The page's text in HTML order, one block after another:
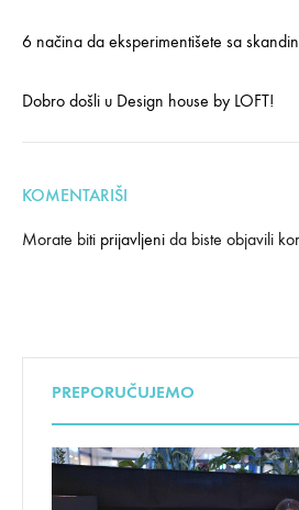
6 načina da eksperimentišete sa
Dobro došli u Design house by LOFT!
KOMENTARIŠI
Morate biti prijavljeni da biste objavili
PREPORUČUJEMO